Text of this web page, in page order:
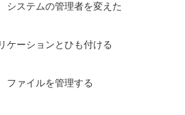
ステムの管理者を変えた
ーションとひも付ける
ァイルを管理する